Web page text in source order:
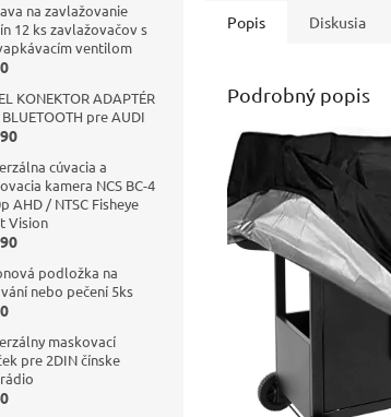
na zavlažovanie
12 ks zavlažovačov s
ventilom
KONEKTOR ADAPTÉR
pre AUDI
cúvacia a
kamera NCS BC-4
AHD / NTSC Fisheye
Vision
podložka na
nebo pečení 5ks
maskovací
pre 2DIN čínske
Popis Diskusia
Podrobný popis